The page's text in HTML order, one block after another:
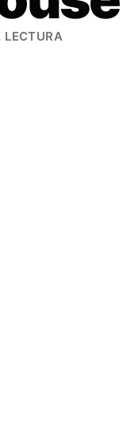
LECTURA